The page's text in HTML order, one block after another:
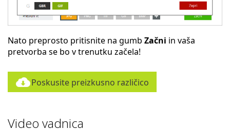
Nato preprosto pritisnite na gumb Začni in vaša
pretvorba se bo v trenutku začela!
Poskusite preizkusno različico
Video vadnica